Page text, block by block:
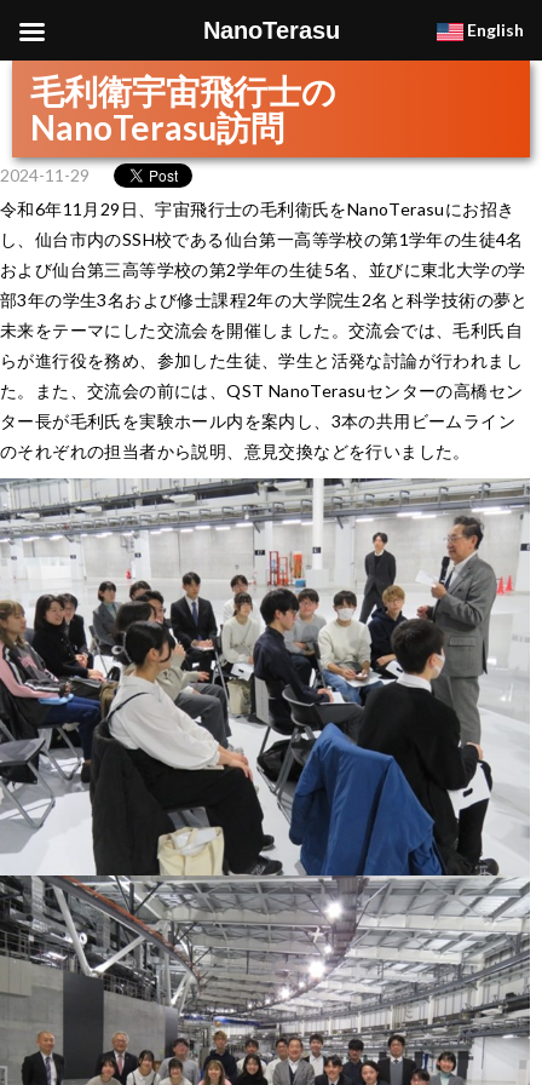
毛利衛宇宙飛行士の
NanoTerasu訪問
2024-11-29
令和6年11月29日、宇宙飛行士の毛利衛氏をNanoTerasuにお招き
し、仙台市内のSSH校である仙台第一高等学校の第1学年の生徒4名
および仙台第三高等学校の第2学年の生徒5名、並びに東北大学の学
部3年の学生3名および修士課程2年の大学院生2名と科学技術の夢と
未来をテーマにした交流会を開催しました。交流会では、毛利氏自
らが進行役を務め、参加した生徒、学生と活発な討論が行われまし
た。また、交流会の前には、QST NanoTerasuセンターの高橋セン
ター長が毛利氏を実験ホール内を案内し、3本の共用ビームライン
のそれぞれの担当者から説明、意見交換などを行いました。
NanoTerasu English